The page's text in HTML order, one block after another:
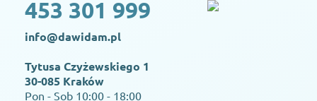
453 301 999
info@dawidam.pl
Tytusa Czyżewskiego 1
30-085 Kraków
Pon - Sob 10:00 - 18:00